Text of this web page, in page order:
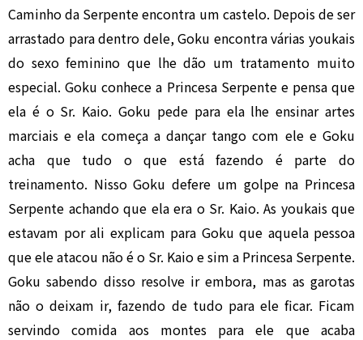
Caminho da Serpente encontra um castelo. Depois de ser
arrastado para dentro dele, Goku encontra várias youkais
do sexo feminino que lhe dão um tratamento muito
especial. Goku conhece a Princesa Serpente e pensa que
ela é o Sr. Kaio. Goku pede para ela lhe ensinar artes
marciais e ela começa a dançar tango com ele e Goku
acha que tudo o que está fazendo é parte do
treinamento. Nisso Goku defere um golpe na Princesa
Serpente achando que ela era o Sr. Kaio. As youkais que
estavam por ali explicam para Goku que aquela pessoa
que ele atacou não é o Sr. Kaio e sim a Princesa Serpente.
Goku sabendo disso resolve ir embora, mas as garotas
não o deixam ir, fazendo de tudo para ele ficar. Ficam
servindo comida aos montes para ele que acaba